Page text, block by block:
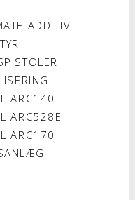
ADDITIV
ARC140
ARC528E
ARC170